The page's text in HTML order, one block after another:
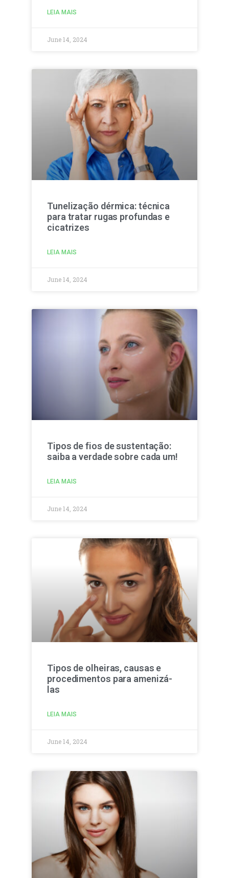
LEIA MAIS
June 14, 2024
Tunelização dérmica: técnica
para tratar rugas profundas e
cicatrizes
LEIA MAIS
June 14, 2024
Tipos de fios de sustentação:
saiba a verdade sobre cada um!
LEIA MAIS
June 14, 2024
Tipos de olheiras, causas e
procedimentos para amenizá-
las
LEIA MAIS
June 14, 2024